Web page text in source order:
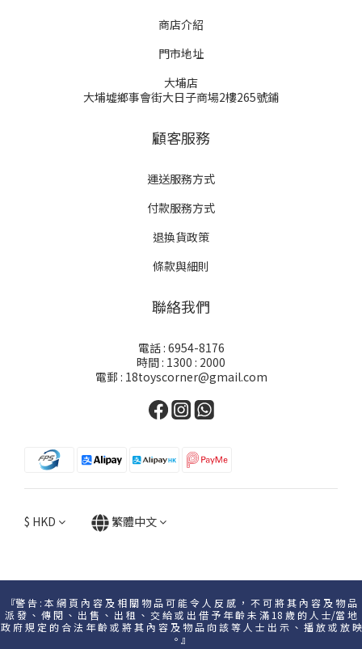
商店介紹
門市地址
大埔店
大埔墟鄉事會街大日子商場2樓265號鋪
顧客服務
運送服務方式
付款服務方式
退換貨政策
條款與細則
聯絡我們
電話 : 6954-8176
時間 : 1300 : 2000
電郵 : 18toyscorner@gmail.com
$ HKD 繁體中文
『警 告 : 本 網 頁 內 容 及 相 關 物 品 可 能 令 人 反 感 ， 不 可 將 其 內 容 及 物 品
派 發 、 傳 閱 、 出 售 、 出 租 、 交 給 或 出 借 予 年 齡 未 滿 18 歲 的 人 士/當 地
政 府 規 定 的 合 法 年 齡 或 將 其 內 容 及 物 品 向 該 等 人 士 出 示 、 播 放 或 放 映
。』